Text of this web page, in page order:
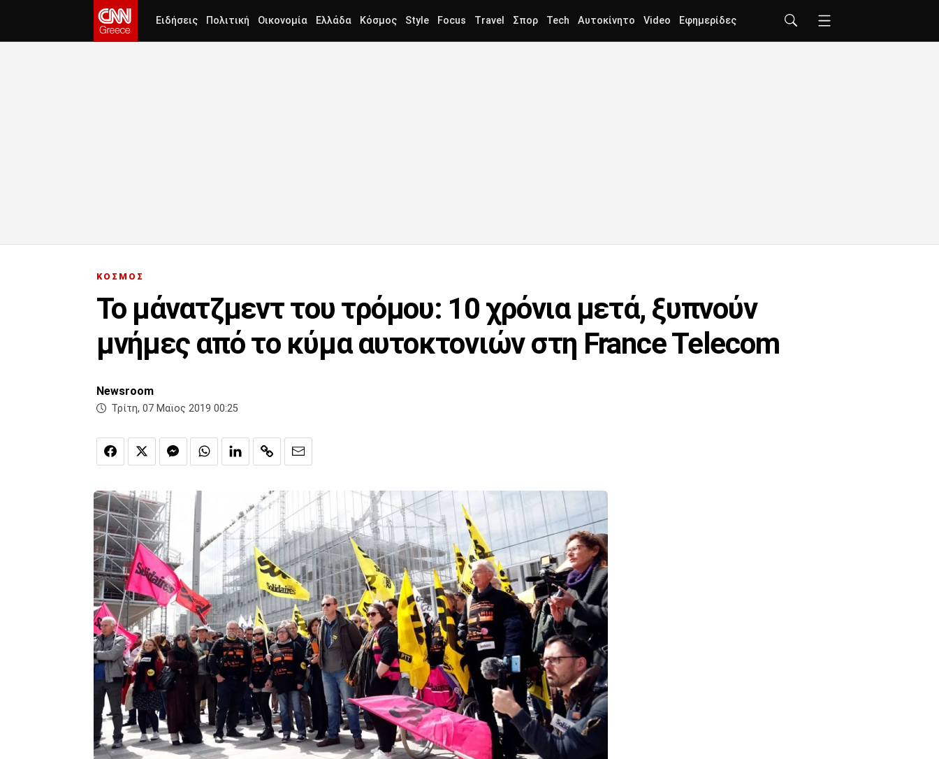
Ειδήσεις Πολιτική Οικονομία Ελλάδα Κόσμος Style Focus Travel Σπορ Tech Αυτοκίνητο Video Εφημερίδες
ΚΟΣΜΟΣ
Το μάνατζμεντ του τρόμου: 10 χρόνια μετά, ξυπνούν
μνήμες από το κύμα αυτοκτονιών στη France Telecom
Newsroom
Τρίτη, 07 Μαϊος 2019 00:25